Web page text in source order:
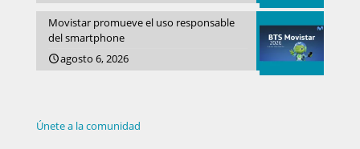
Movistar promueve el uso responsable
del smartphone
agosto 6, 2026
Únete a la comunidad